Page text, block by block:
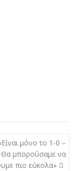
μόνο το 1-0 –
Θα μπορούσαμε να
πιο εύκολα»